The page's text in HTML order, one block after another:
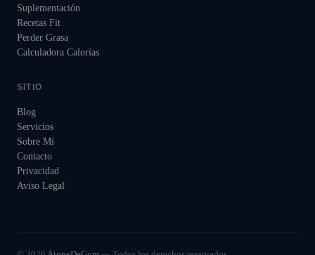
Suplementación
Recetas Fit
Perder Grasa
Calculadora Calorías
SITIO
Blog
Servicios
Sobre Mí
Contacto
Privacidad
Aviso Legal